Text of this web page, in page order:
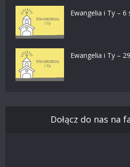
Ewangelia i Ty – 6
Ewangelia i Ty –
Dołącz do nas na